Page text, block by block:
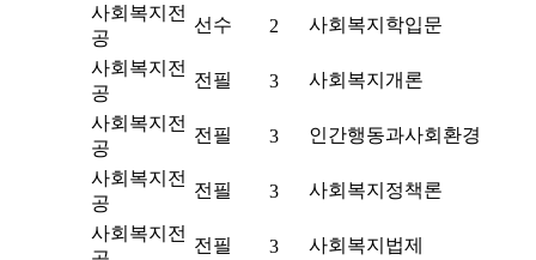
사회복지전
공
선수 2 사회복지학입문
사회복지전
공
전필 3 사회복지개론
사회복지전
공
전필 3 인간행동과사회환경
사회복지전
공
전필 3 사회복지정책론
사회복지전
전필 3 사회복지법제